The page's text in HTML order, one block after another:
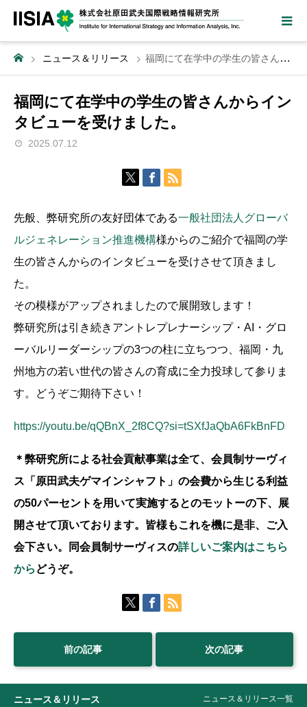
ニュース＆リリース 福岡にて在学中の学生の皆さんからインタビューを受けました。
福岡にて在学中の学生の皆さんからイン
タビューを受けました。
2025.07.12
先般、弊研究所の友好団体である一般社団法人グローバ
ルジェネレーション推進機構様からのご紹介で福岡の学
生の皆さんからのインタビューを受けさせて頂きまし
た。
その模様がアップされましたので展開致します！
弊研究所は引き続きアントレプレナーシップ・AI・グロ
ーバルリーダーシップの3つの柱に立ちつつ、福岡・九
州地方の若い世代の皆さんの育成に全力投球して参りま
す。どうぞご期待下さい！
https://youtu.be/qQBnX_2f8CQ?si=tSXfJaQbA6FkBnFD
＊弊研究所による社会貢献事業は全て、会員制サーヴィ
ス「原田武夫ゲマインシャフト」の会費から生じる利益
の50パーセントを用いて実施するとのモットーの下、展
開させて頂いております。皆様もこれを機に是非、ご入
会下さい。同会員制サーヴィスの詳しいご案内はこちら
から どうぞ。
前の記事 次の記事
ニュース＆リリース ニュース＆リリース一覧